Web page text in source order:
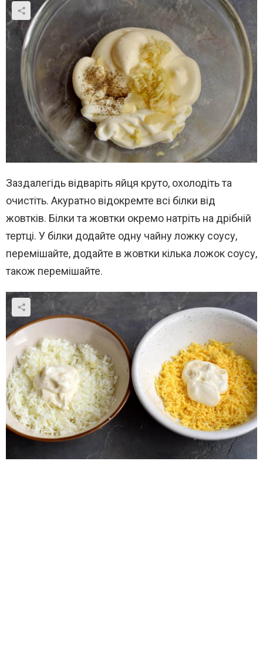
Заздалегідь відваріть яйця круто, охолодіть та
очистіть. Акуратно відокремте всі білки від
жовтків. Білки та жовтки окремо натріть на дрібній
тертці. У білки додайте одну чайну ложку соусу,
перемішайте, додайте в жовтки кілька ложок соусу,
також перемішайте.